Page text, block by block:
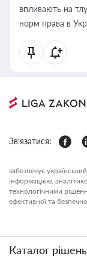
впливають на
норм права в
Зв'язатися:
забезпечує
інформацією,
технологічними
ефективної та
Каталог рішень